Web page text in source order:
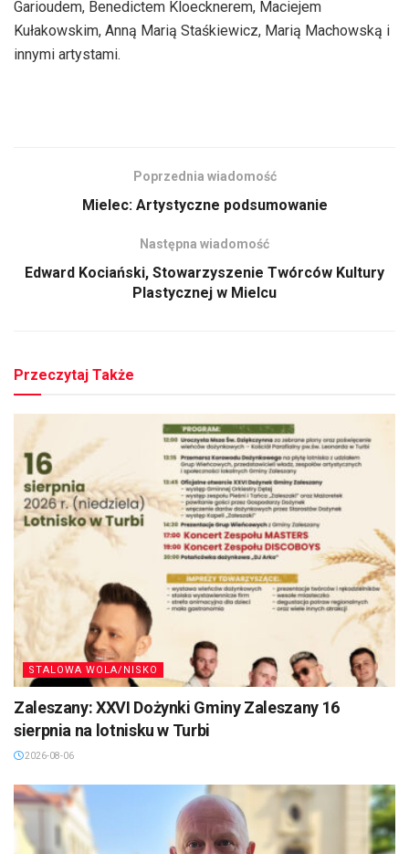
Garioudem, Benedictem Kloecknerem, Maciejem
Kułakowskim, Anną Marią Staśkiewicz, Marią Machowską i
innymi artystami.
Poprzednia wiadomość
Mielec: Artystyczne podsumowanie
Następna wiadomość
Edward Kociański, Stowarzyszenie Twórców Kultury
Plastycznej w Mielcu
Przeczytaj Także
STALOWA WOLA/NISKO
Zaleszany: XXVI Dożynki Gminy Zaleszany 16
sierpnia na lotnisku w Turbi
2026-08-06